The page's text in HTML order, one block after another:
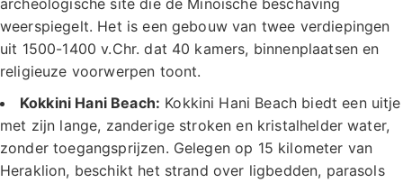
archeologische site die de Minoïsche beschaving
weerspiegelt. Het is een gebouw van twee verdiepingen
uit 1500-1400 v.Chr. dat 40 kamers, binnenplaatsen en
religieuze voorwerpen toont.
Kokkini Hani Beach: Kokkini Hani Beach biedt een uitje
met zijn lange, zanderige stroken en kristalhelder water,
zonder toegangsprijzen. Gelegen op 15 kilometer van
Heraklion, beschikt het strand over ligbedden, parasols